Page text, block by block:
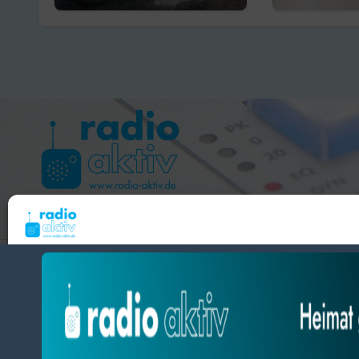
zustimmst, können wir Daten wie das Surfverhalten oder eindeutige IDs auf dieser
verarbeiten. Wenn du deine Zustimmung nicht erteilst oder zurückziehst, können
und Funktionen beeinträchtigt werden.
starten
Hameln 99.3 – Bad Pyrmont 94.8 – Bad Münder 107.2 –
BlogDatabyThemeansar.